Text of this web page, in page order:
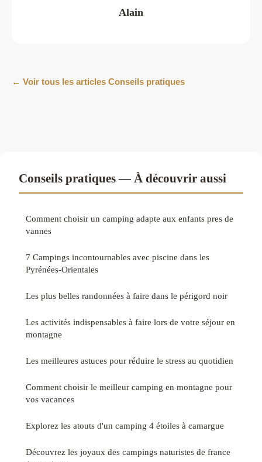
Alain
← Voir tous les articles Conseils pratiques
Conseils pratiques — À découvrir aussi
Comment choisir un camping adapte aux enfants pres de
vannes
7 Campings incontournables avec piscine dans les
Pyrénées-Orientales
Les plus belles randonnées à faire dans le périgord noir
Les activités indispensables à faire lors de votre séjour en
montagne
Les meilleures astuces pour réduire le stress au quotidien
Comment choisir le meilleur camping en montagne pour
vos vacances
Explorez les atouts d'un camping 4 étoiles à camargue
Découvrez les joyaux des campings naturistes de france